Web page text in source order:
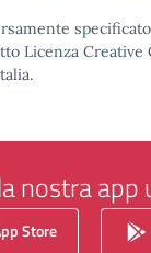
Licenza Creative
nostra app
Store